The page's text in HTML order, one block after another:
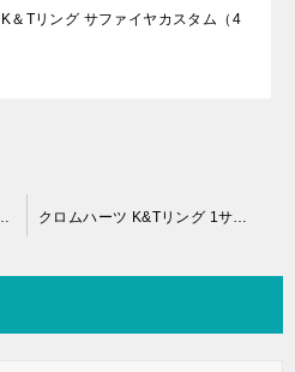
＆Tリング サファイヤカスタム（4
22K ダイヤパヴェカスタム クロムハーツ K&Tリング 1サファイヤカスタム(４点留め)